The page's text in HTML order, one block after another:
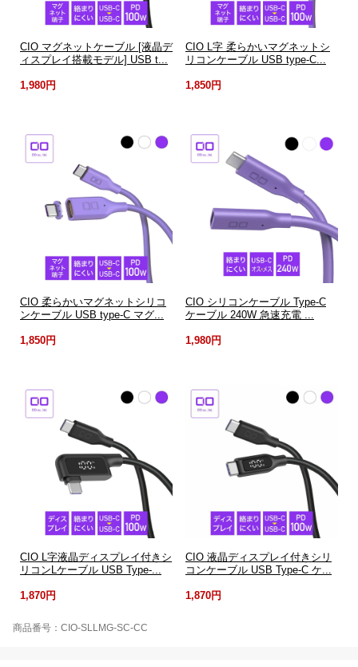
CIO マグネットケーブル [液晶デ
ィスプレイ搭載モデル] USB t...
CIO L字 柔らかいマグネットシ
リコンケーブル USB type-C...
1,980円 1,850円
CIO 柔らかいマグネットシリコ
ンケーブル USB type-C マグ...
CIO シリコンケーブル Type-C
ケーブル 240W 急速充電 ...
1,850円 1,980円
CIO L字液晶ディスプレイ付きシ
リコンLケーブル USB Type-...
CIO 液晶ディスプレイ付きシリ
コンケーブル USB Type-C ケ...
1,870円 1,870円
商品番号：CIO-SLLMG-SC-CC